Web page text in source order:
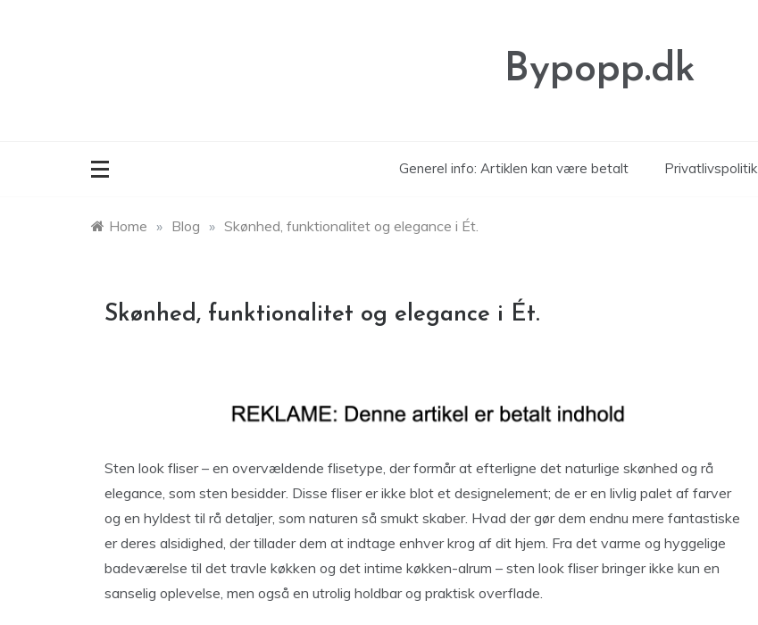
Bypopp.dk
Generel info: Artiklen kan være betalt Privatlivspolitik
Home » Blog » Skønhed, funktionalitet og elegance i Ét.
Skønhed, funktionalitet og elegance i Ét.
Sten look fliser – en overvældende flisetype, der formår at efterligne det naturlige skønhed og rå
elegance, som sten besidder. Disse fliser er ikke blot et designelement; de er en livlig palet af farver
og en hyldest til rå detaljer, som naturen så smukt skaber. Hvad der gør dem endnu mere fantastiske
er deres alsidighed, der tillader dem at indtage enhver krog af dit hjem. Fra det varme og hyggelige
badeværelse til det travle køkken og det intime køkken-alrum – sten look fliser bringer ikke kun en
sanselig oplevelse, men også en utrolig holdbar og praktisk overflade.